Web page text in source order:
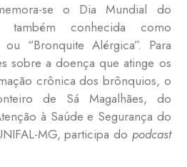
se o Dia Mundial do
conhecida como
ou “Bronquite Alérgica”. Para
sobre a doença que atinge os
crônica dos brônquios, o
de Sá Magalhães, do
à Saúde e Segurança do
MG, participa do podcast